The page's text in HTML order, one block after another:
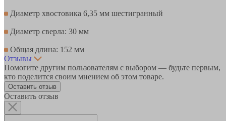
Диаметр хвостовика 6,35 мм шестигранный
Диаметр сверла: 30 мм
Общая длина: 152 мм
Отзывы
Помогите другим пользователям с выбором — будьте первым,
кто поделится своим мнением об этом товаре.
Оставить отзыв
Оставить отзыв